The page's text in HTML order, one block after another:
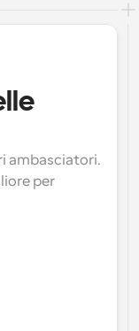
ambasciatori.
per